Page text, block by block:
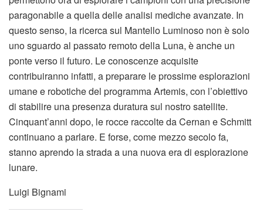
paragonabile a quella delle analisi mediche avanzate. In
questo senso, la ricerca sul Mantello Luminoso non è solo
uno sguardo al passato remoto della Luna, è anche un
ponte verso il futuro. Le conoscenze acquisite
contribuiranno infatti, a preparare le prossime esplorazioni
umane e robotiche del programma Artemis, con l’obiettivo
di stabilire una presenza duratura sul nostro satellite.
Cinquant’anni dopo, le rocce raccolte da Cernan e Schmitt
continuano a parlare. E forse, come mezzo secolo fa,
stanno aprendo la strada a una nuova era di esplorazione
lunare.
Luigi Bignami